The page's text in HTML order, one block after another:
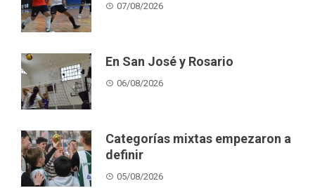
07/08/2026
En San José y Rosario
06/08/2026
Categorías mixtas empezaron a
definir
05/08/2026